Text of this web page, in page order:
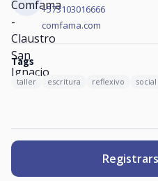
+573103016666
comfama.com
Tags
taller escritura reflexivo social